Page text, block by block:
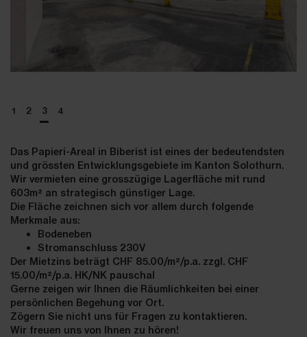
1 2 3 4
Das Papieri-Areal in Biberist ist eines der bedeutendsten
und grössten Entwicklungsgebiete im Kanton Solothurn.
Wir vermieten eine grosszügige Lagerfläche mit rund
603m² an strategisch günstiger Lage.
Die Fläche zeichnen sich vor allem durch folgende
Merkmale aus:
Bodeneben
Stromanschluss 230V
Der Mietzins beträgt CHF 85.00/m²/p.a. zzgl. CHF
15.00/m²/p.a. HK/NK pauschal
Gerne zeigen wir Ihnen die Räumlichkeiten bei einer
persönlichen Begehung vor Ort.
Zögern Sie nicht uns für Fragen zu kontaktieren.
Wir freuen uns von Ihnen zu hören!